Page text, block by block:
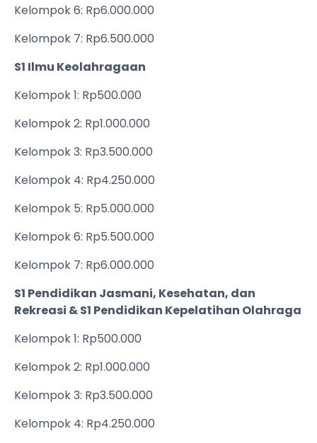
Kelompok 6: Rp6.000.000
Kelompok 7: Rp6.500.000
S1 Ilmu Keolahragaan
Kelompok 1: Rp500.000
Kelompok 2: Rp1.000.000
Kelompok 3: Rp3.500.000
Kelompok 4: Rp4.250.000
Kelompok 5: Rp5.000.000
Kelompok 6: Rp5.500.000
Kelompok 7: Rp6.000.000
S1 Pendidikan Jasmani, Kesehatan, dan
Rekreasi & S1 Pendidikan Kepelatihan Olahraga
Kelompok 1: Rp500.000
Kelompok 2: Rp1.000.000
Kelompok 3: Rp3.500.000
Kelompok 4: Rp4.250.000